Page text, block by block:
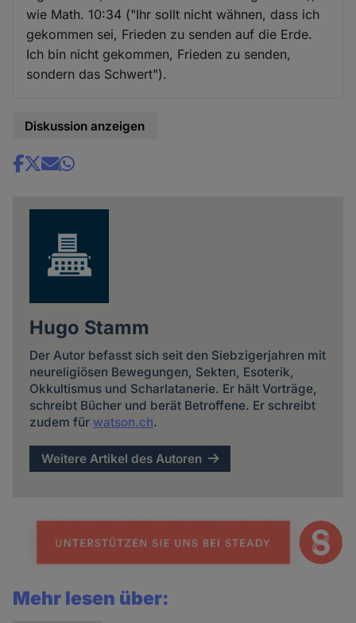
wie Math. 10:34 ("Ihr sollt nicht wähnen, dass ich
gekommen sei, Frieden zu senden auf die Erde.
Ich bin nicht gekommen, Frieden zu senden,
sondern das Schwert").
Diskussion anzeigen
Share
Hugo Stamm
Der Autor befasst sich seit den Siebzigerjahren mit
neureligiösen Bewegungen, Sekten, Esoterik,
Okkultismus und Scharlatanerie. Er hält Vorträge,
schreibt Bücher und berät Betroffene. Er schreibt
zudem für watson.ch.
Weitere Artikel des Autoren
Mehr lesen über: